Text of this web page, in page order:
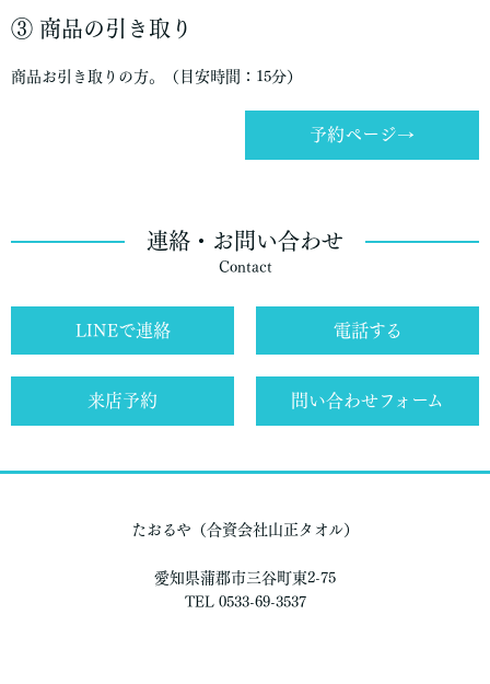
③ 商品の引き取り
商品お引き取りの方。（目安時間：15分）
予約ページ→
連絡・お問い合わせ
Contact
LINEで連絡 電話する
来店予約 問い合わせフォーム
たおるや（合資会社山正タオル）
愛知県蒲郡市三谷町東2-75
TEL 0533-69-3537